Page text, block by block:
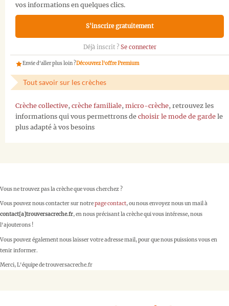
vos informations en quelques clics.
S'inscrire gratuitement
Déjà inscrit ? Se connecter
Envie d'aller plus loin ?Découvrez l'offre Premium
Tout savoir sur les crèches
Crèche collective, crèche familiale, micro-crèche, retrouvez les
informations qui vous permettrons de choisir le mode de garde le
plus adapté à vos besoins
Vous ne trouvez pas la crèche que vous cherchez ?
Vous pouvez nous contacter sur notrepage contact, ou nous envoyez nous un mail à
contact[a]trouversacreche.fr, en nous précisant la crèche qui vous intéresse, nous
l'ajouterons !
Vous pouvez également nous laisser votre adresse mail, pour que nous puissions vous en
tenir informer.
Merci, L'équipe de trouversacreche.fr